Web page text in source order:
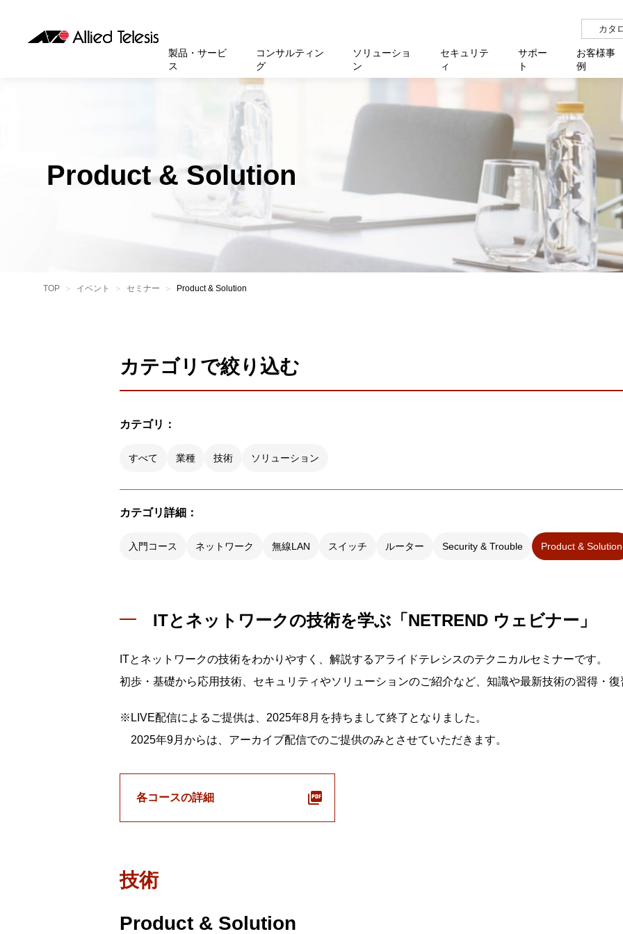
カタ
製品・サービ
ス
UTM／ルーター
アカデミック製品
ネットワーク管理
メディアコンバーター
その他
他社製品・サービス連携 企業一覧
導
業務
製
統合
コンサルティン
グ
ソリューショ
ン
運用管理
サーバー仮想化
自
小
大
製造
企業
セキュリテ
ィ
SASEソリューション Allied SecureWAN
セキュリティ対策・支援 Net.CyberSecurity
運用支援 Net.Monitor
アプ
オフラ
クラ
Platform
サポー
ト
マニュアル・ファームウェア
サポート対象バージョン一覧
よ
障
オ
お客様事
例
小中高等学校
企業
イベント
セ
受賞・認定
グルー
ダイバ
マル
Product & Solution
TOP イベント セミナー Product & Solution
カテゴリで絞り込む
カテゴリ：
すべて 業種 技術 ソリューション
カテゴリ詳細：
入門コース ネットワーク 無線LAN スイッチ ルーター Security & Trouble Product & Solution
ITとネットワークの技術を学ぶ「NETREND ウェビナー」
ITとネットワークの技術をわかりやすく、解説するアライドテレシスのテクニカルセミナーです。
初歩・基礎から応用技術、セキュリティやソリューションのご紹介など、知識や最新技術の習得・復
※LIVE配信によるご提供は、2025年8月を持ちまして終了となりました。
2025年9月からは、アーカイブ配信でのご提供のみとさせていただきます。
各コースの詳細
技術
Product & Solution